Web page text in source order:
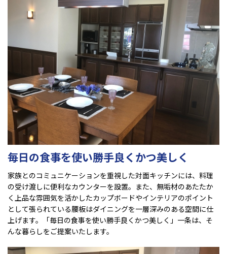
毎日の食事を使い勝手良くかつ美しく
家族とのコミュニケーションを重視した対面キッチンには、料理
の受け渡しに便利なカウンターを設置。また、無垢材のあたたか
く上品な雰囲気を活かしたカップボードやインテリアのポイント
として張られている腰板はダイニングを一層深みのある空間に仕
上げます。「毎日の食事を使い勝手良くかつ美しく」一条は、そ
んな暮らしをご提案いたします。